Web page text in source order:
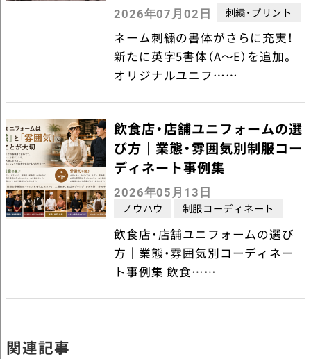
2026年07月02日 刺繍・プリント
ネーム刺繍の書体がさらに充実！
新たに英字5書体（A～E）を追加。
オリジナルユニフ……
飲食店・店舗ユニフォームの選
び方｜業態・雰囲気別制服コー
ディネート事例集
2026年05月13日
ノウハウ 制服コーディネート
飲食店・店舗ユニフォームの選び
方｜業態・雰囲気別コーディネー
ト事例集 飲食……
関連記事